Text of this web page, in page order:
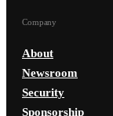
Company
About
Newsroom
Security
Sponsorship